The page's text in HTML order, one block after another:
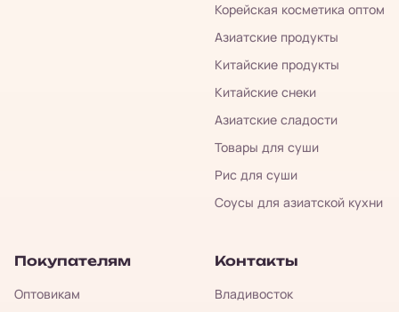
Корейская косметика оптом
Азиатские продукты
Китайские продукты
Китайские снеки
Азиатские сладости
Товары для суши
Рис для суши
Соусы для азиатской кухни
Покупателям
Оптовикам
Контакты
Владивосток